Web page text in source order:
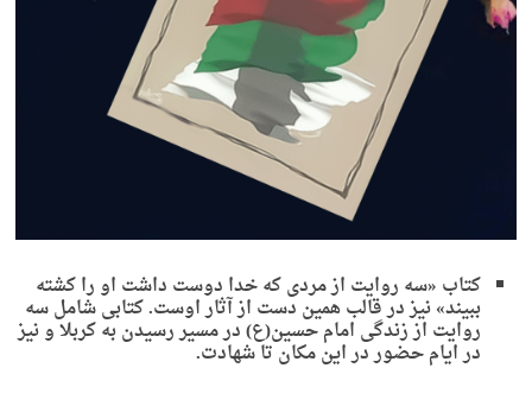
کتاب «سه روایت از مردی که خدا دوست داشت او را کشته
ببیند» نیز در قالب همین دست از آثار اوست. کتابی شامل سه
روایت از زندگی امام حسین(ع) در مسیر رسیدن به کربلا و نیز
در ایام حضور در این مکان تا شهادت.